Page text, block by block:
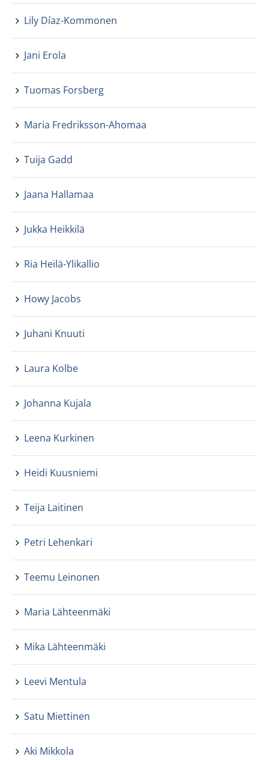
Lily Díaz-Kommonen
Jani Erola
Tuomas Forsberg
Maria Fredriksson-Ahomaa
Tuija Gadd
Jaana Hallamaa
Jukka Heikkilä
Ria Heilä-Ylikallio
Howy Jacobs
Juhani Knuuti
Laura Kolbe
Johanna Kujala
Leena Kurkinen
Heidi Kuusniemi
Teija Laitinen
Petri Lehenkari
Teemu Leinonen
Maria Lähteenmäki
Mika Lähteenmäki
Leevi Mentula
Satu Miettinen
Aki Mikkola